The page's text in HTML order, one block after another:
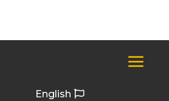
English